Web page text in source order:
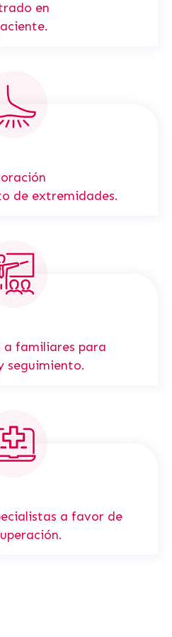
en
de extremidades.
a familiares para
seguimiento.
a favor de